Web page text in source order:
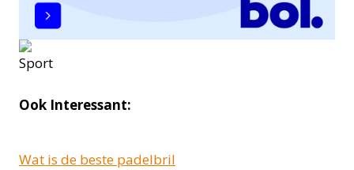
Ook Interessant:
Wat is de beste padelbril